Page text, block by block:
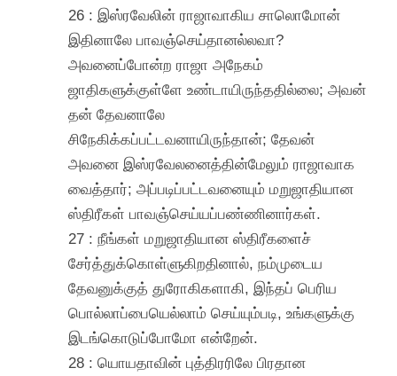
26 : இஸ்ரவேலின் ராஜாவாகிய சாலொமோன்
இதினாலே பாவஞ்செய்தானல்லவா?
அவனைப்போன்ற ராஜா அநேகம்
ஜாதிகளுக்குள்ளே உண்டாயிருந்ததில்லை; அவன்
தன் தேவனாலே
சிநேகிக்கப்பட்டவனாயிருந்தான்; தேவன்
அவனை இஸ்ரவேலனைத்தின்மேலும் ராஜாவாக
வைத்தார்; அப்படிப்பட்டவனையும் மறுஜாதியான
ஸ்திரீகள் பாவஞ்செய்யப்பண்ணினார்கள்.
27 : நீங்கள் மறுஜாதியான ஸ்திரீகளைச்
சேர்த்துக்கொள்ளுகிறதினால், நம்முடைய
தேவனுக்குத் துரோகிகளாகி, இந்தப் பெரிய
பொல்லாப்பையெல்லாம் செய்யும்படி, உங்களுக்கு
இடங்கொடுப்போமோ என்றேன்.
28 : யொயதாவின் புத்திரரிலே பிரதான